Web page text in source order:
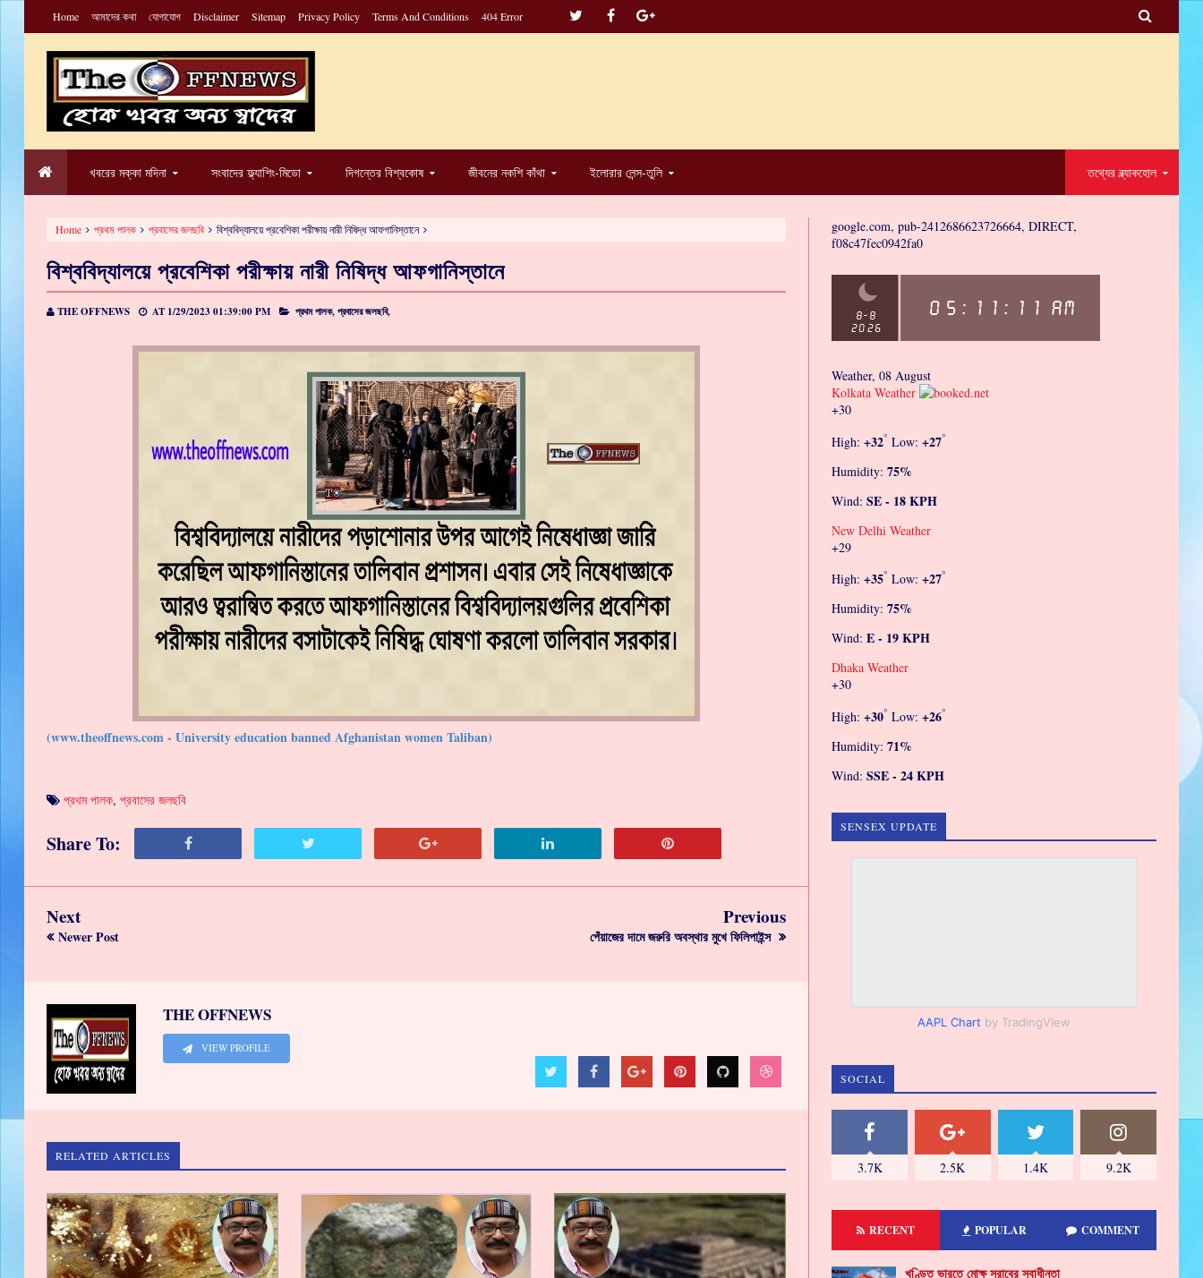
Home আমাদের কথা যোগাযোগ Disclaimer Sitemap Privacy Policy Terms And Conditions 404 Error 
খবরের মক্কা মদিনা সংবাদের ফ্ল্যাশিং-মিডো দিগন্তের বিশ্বকোষ জীবনের নকশি কাঁথা ইলোরার লেন্স-তুলি তথ্যের ব্ল্যাকহোল
Home প্রথম পালক প্রবাসের জলছবি বিশ্ববিদ্যালয়ে প্রবেশিকা পরীক্ষায় নারী নিষিদ্ধ আফগানিস্তানে
বিশ্ববিদ্যালয়ে প্রবেশিকা পরীক্ষায় নারী নিষিদ্ধ আফগানিস্তানে
THE OFFNEWS AT 1/29/2023 01:39:00 PM প্রথম পালক,প্রবাসের জলছবি,
(www.theoffnews.com - University education banned Afghanistan women Taliban)
প্রথম পালক, প্রবাসের জলছবি
Share To:
Next
Newer Post
Previous
পেঁয়াজের দামে জরুরি অবস্থার মুখে ফিলিপাইন্স
THE OFFNEWS
VIEW PROFILE
RELATED ARTICLES
google.com, pub-2412686623726664, DIRECT,
f08c47fec0942fa0
Weather, 08 August
Kolkata Weather
+30
High:+32° Low:+27°
Humidity:75%
Wind:SE - 18 KPH
New Delhi Weather
+29
High:+35° Low:+27°
Humidity:75%
Wind:E - 19 KPH
Dhaka Weather
+30
High:+30° Low:+26°
Humidity:71%
Wind:SSE - 24 KPH
SENSEX UPDATE
AAPL Chart by TradingView
SOCIAL
3.7K 2.5K 1.4K 9.2K
RECENT POPULAR COMMENT
খণ্ডিত ভারতে মোক্ষ স্রাবের স্বাধীনতা